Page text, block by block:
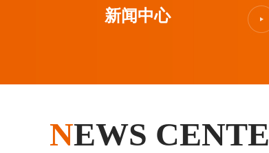
新闻中心
NEWS